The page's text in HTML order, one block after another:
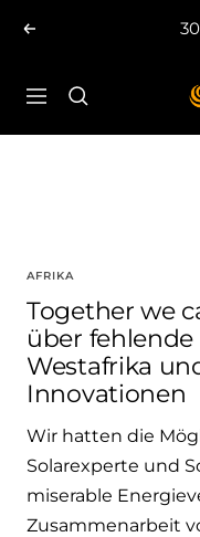
Previous
Navigation
AFRIKA
Together we
über
Westafrika
Innovationen
Wir hatten die
Solarexperte und
miserable
Zusammenarbeit